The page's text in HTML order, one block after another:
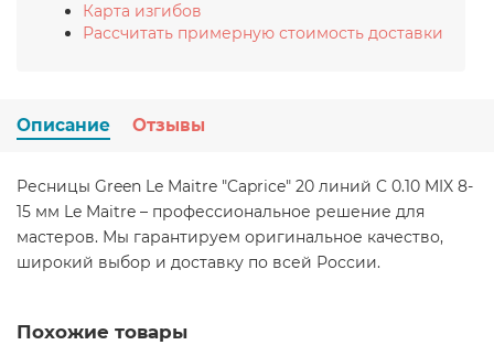
Карта изгибов
Рассчитать примерную стоимость доставки
Описание Отзывы
Ресницы Green Le Maitre "Caprice" 20 линий C 0.10 MIX 8-
15 мм Le Maitre – профессиональное решение для
мастеров. Мы гарантируем оригинальное качество,
широкий выбор и доставку по всей России.
Похожие товары